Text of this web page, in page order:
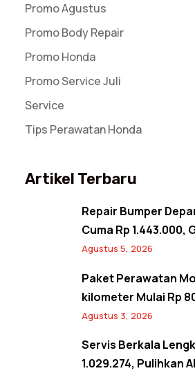
Promo Agustus
Promo Body Repair
Promo Honda
Promo Service Juli
Service
Tips Perawatan Honda
Artikel Terbaru
Repair Bumper
Cuma Rp 1.443.000,
Spion! Back to Shine
Agustus 5, 2026
Paket Perawatan
kilometer Mulai Rp
Semangat
Agustus 3, 2026
Servis Berkala
1.029.274, Pulihkan